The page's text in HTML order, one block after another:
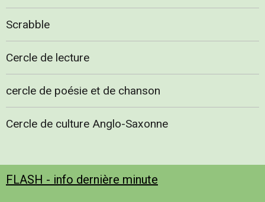
Scrabble
Cercle de lecture
cercle de poésie et de chanson
Cercle de culture Anglo-Saxonne
FLASH - info dernière minute